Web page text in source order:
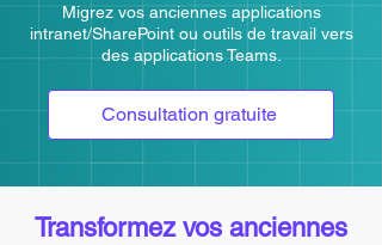
Migrez vos anciennes applications
intranet/SharePoint ou outils de travail vers
des applications Teams.
Consultation gratuite
Transformez vos anciennes